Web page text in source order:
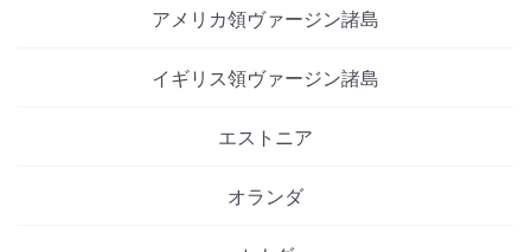
アメリカ領ヴァージン諸島
イギリス領ヴァージン諸島
エストニア
オランダ